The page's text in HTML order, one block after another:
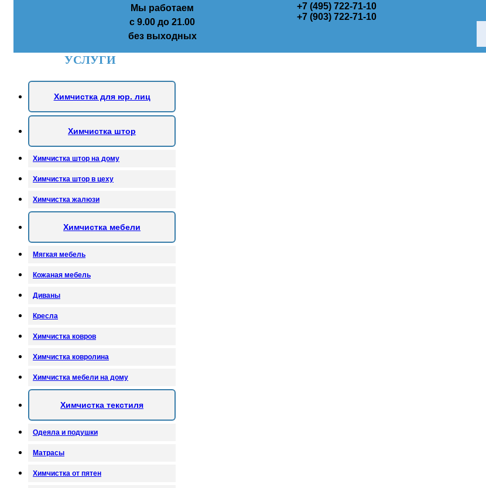
Мы работаем
с 9.00 до 21.00
без выходных
+7 (495) 722-71-10
+7 (903) 722-71-10
УСЛУГИ
Химчистка для юр. лиц
Химчистка штор
Химчистка штор на дому
Химчистка штор в цеху
Химчистка жалюзи
Химчистка мебели
Мягкая мебель
Кожаная мебель
Диваны
Кресла
Химчистка ковров
Химчистка ковролина
Химчистка мебели на дому
Химчистка текстиля
Одеяла и подушки
Матрасы
Химчистка от пятен